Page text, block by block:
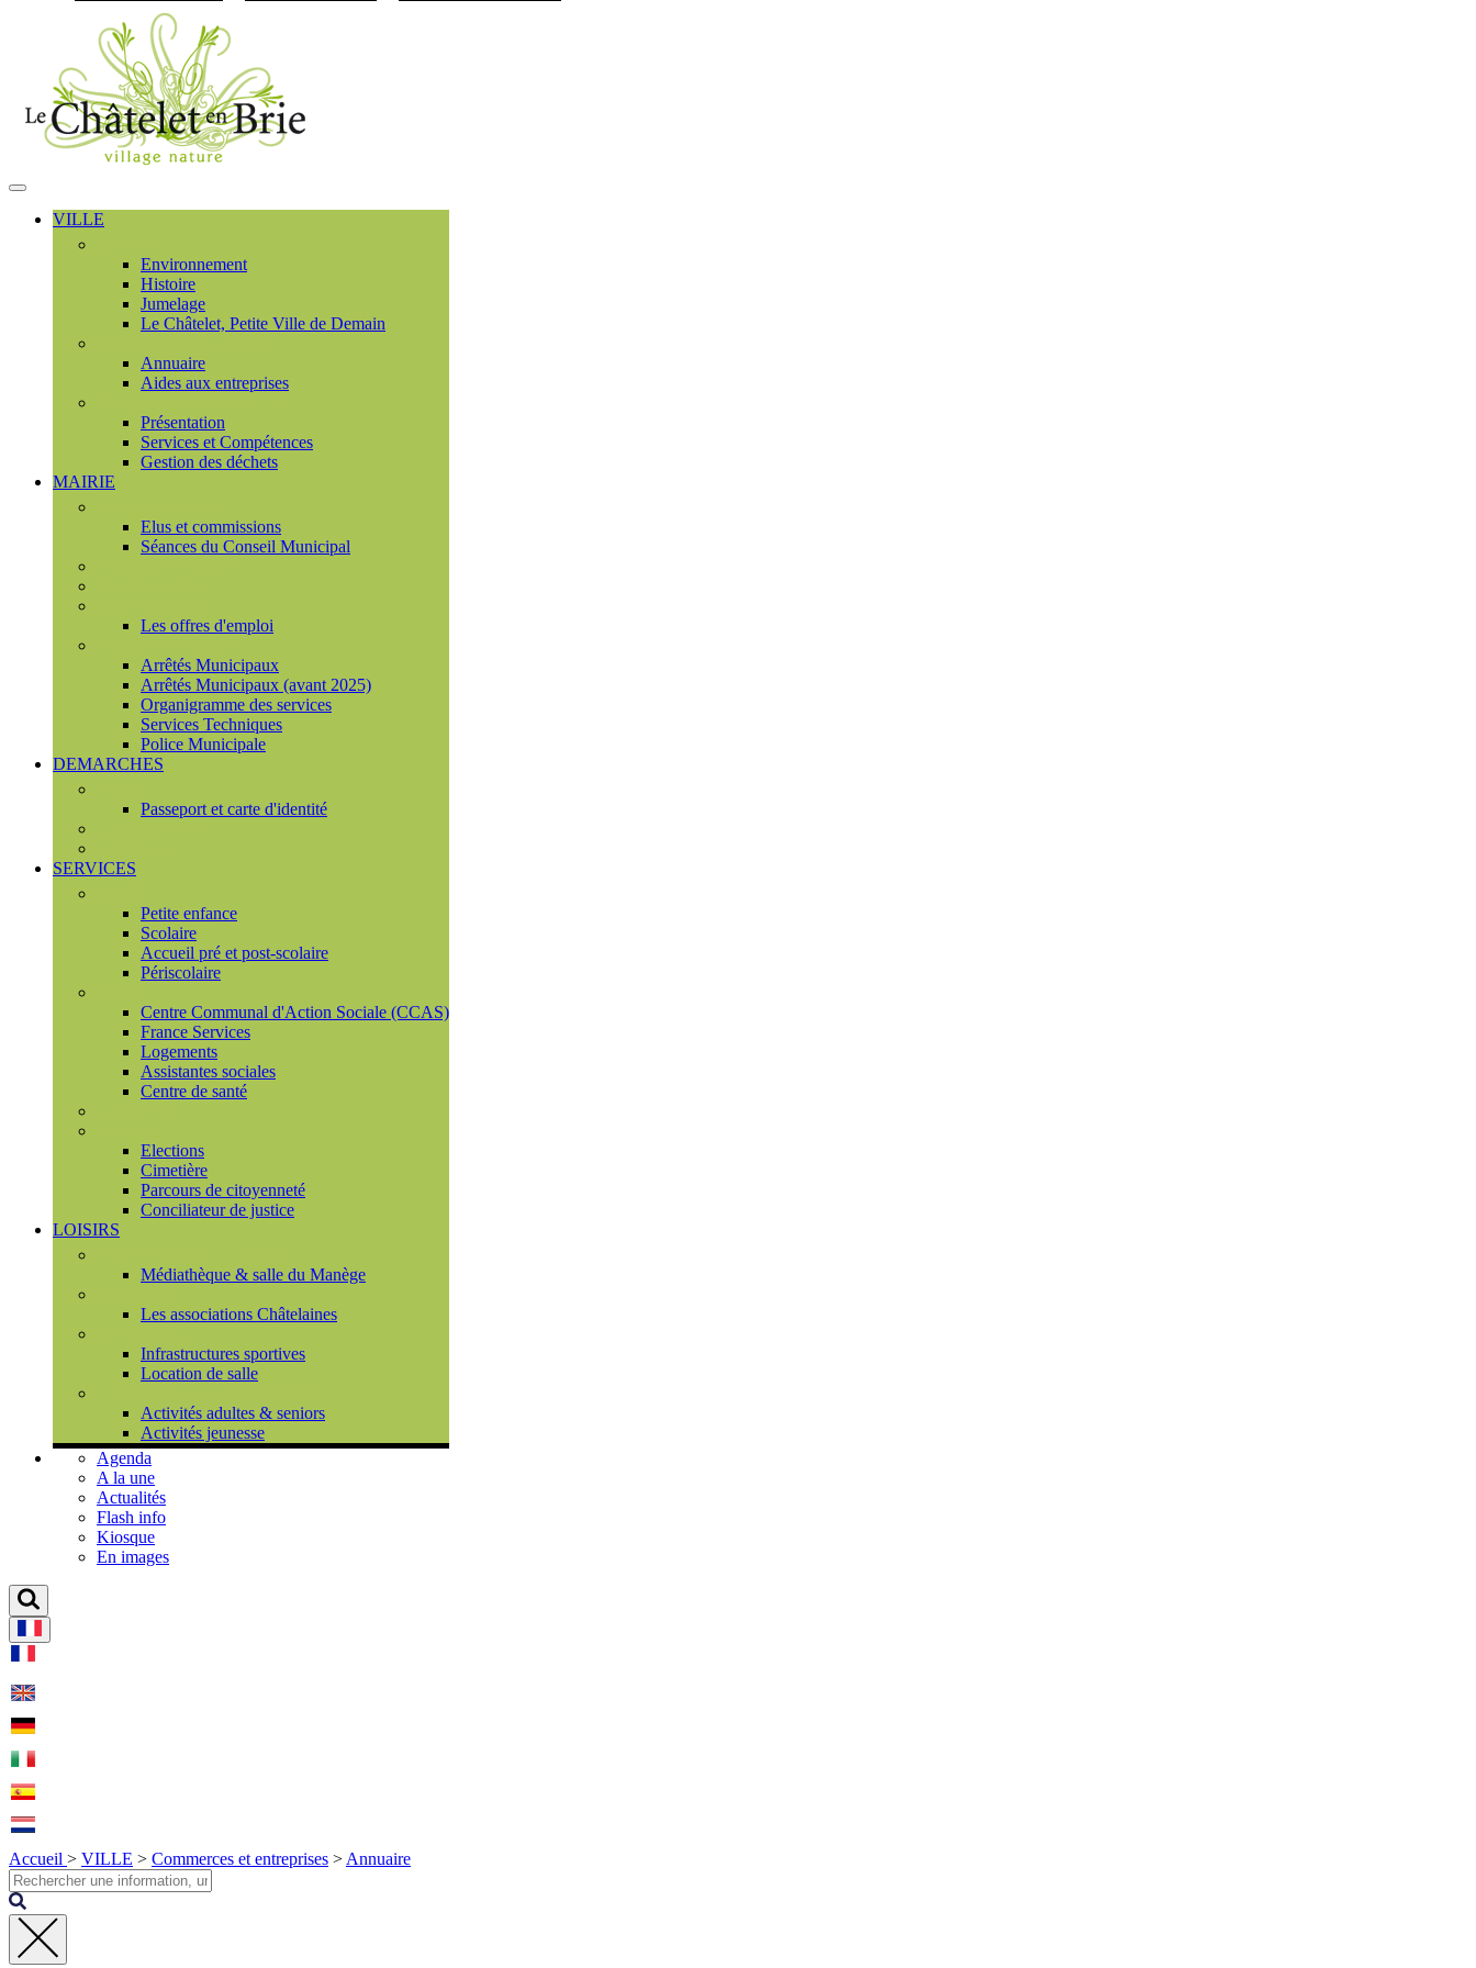
MENU
PRINCIPAL
VILLE
Environnement
Histoire
Jumelage
Le Châtelet, Petite Ville de Demain
Annuaire
Aides aux entreprises
Présentation
Services et Compétences
Gestion des déchets
MAIRIE
Elus et commissions
Séances du Conseil Municipal
Les offres d'emploi
Arrêtés Municipaux
Arrêtés Municipaux (avant 2025)
Organigramme des services
Services Techniques
Police Municipale
DEMARCHES
Passeport et carte d'identité
SERVICES
Petite enfance
Scolaire
Accueil pré et post-scolaire
Périscolaire
Centre Communal d'Action Sociale (CCAS)
France Services
Logements
Assistantes sociales
Centre de santé
Elections
Cimetière
Parcours de citoyenneté
Conciliateur de justice
LOISIRS
Médiathèque & salle du Manège
Les associations Châtelaines
Infrastructures sportives
Location de salle
Activités adultes & seniors
Activités jeunesse
Agenda
A la une
Actualités
Flash info
Kiosque
En images
Accueil > VILLE > Commerces et entreprises > Annuaire